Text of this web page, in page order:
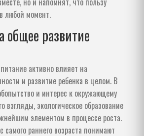
любой момент.
общее развитие
активно влияет на
и развитие ребенка в целом. В
и интерес к окружающему
взгляды, экологическое образование
элементом в процессе роста.
раннего возраста понимают